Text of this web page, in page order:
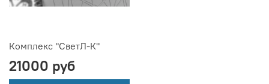
Комплекс "СветЛ-К"
21000 руб